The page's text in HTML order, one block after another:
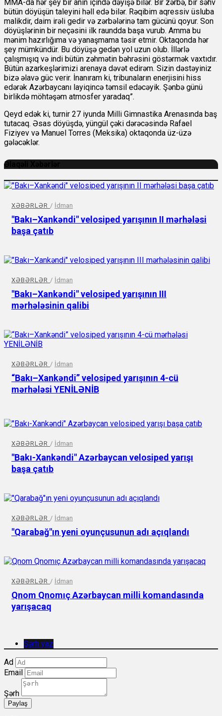
MMA-da hər şey bir anın içində dəyişə bilər. Bir zərbə, bir səhv
bütün döyüşün taleyini həll edə bilər. Rəqibim aqressiv üsluba
malikdir, daim irəli gedir və zərbələrinə tam gücünü qoyur. Son
döyüşlərinin bir neçəsini ilk raundda başa vurub. Amma bu
mənim hazırlığıma və yanaşmama təsir etmir. Oktaqonda hər
şey mümkündür. Bu döyüşə gedən yol uzun olub. İllərlə
çalışmışıq və indi bütün zəhmətin bəhrəsini göstərmək vaxtıdır.
Bütün azarkeşlərimizi arenaya dəvət edirəm. Sizin dəstəyiniz
bizə əlavə güc verir. İnanıram ki, tribunaların enerjisini hiss
edərək Azərbaycanı layiqincə təmsil edəcəyik. Şənbə günü
birlikdə möhtəşəm atmosfer yaradaq”.
Qeyd edək ki, turnir 27 iyunda Milli Gimnastika Arenasında baş
tutacaq. Əsas döyüşdə, yüngül çəki dərəcəsində Rafael
Fiziyev və Manuel Torres (Meksika) oktaqonda üz-üzə
gələcəklər.
Əlaqəli Xəbərlər
XƏBƏRLƏR / İdman
"Bakı–Xankəndi" velosiped yarışının II mərhələsi
başa çatıb
XƏBƏRLƏR / İdman
"Bakı–Xankəndi" velosiped yarışının III
mərhələsinin qalibi
XƏBƏRLƏR / İdman
“Bakı–Xankəndi” velosiped yarışının 4-cü
mərhələsi YENİLƏNİB
XƏBƏRLƏR / İdman
"Bakı-Xankəndi" Azərbaycan velosiped yarışı
başa çatıb
XƏBƏRLƏR / İdman
"Qarabağ"ın yeni oyunçusunun adı açıqlandı
XƏBƏRLƏR / İdman
Qnom Qnomıç Azərbaycan milli komandasında
yarışacaq
Şərh yaz
Ad
Email
Şərh
Paylaş